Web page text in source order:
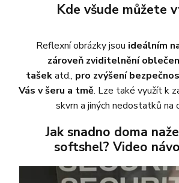
Kde všude můžete
Reflexní obrázky jsou ideálním
zároveň zviditelnění
tašekatd., pro zvýšení
Vás v šeru a tmě. Lze také využít k
skvrn a jiných nedostatků na
Jak snadno doma
softshel? Video